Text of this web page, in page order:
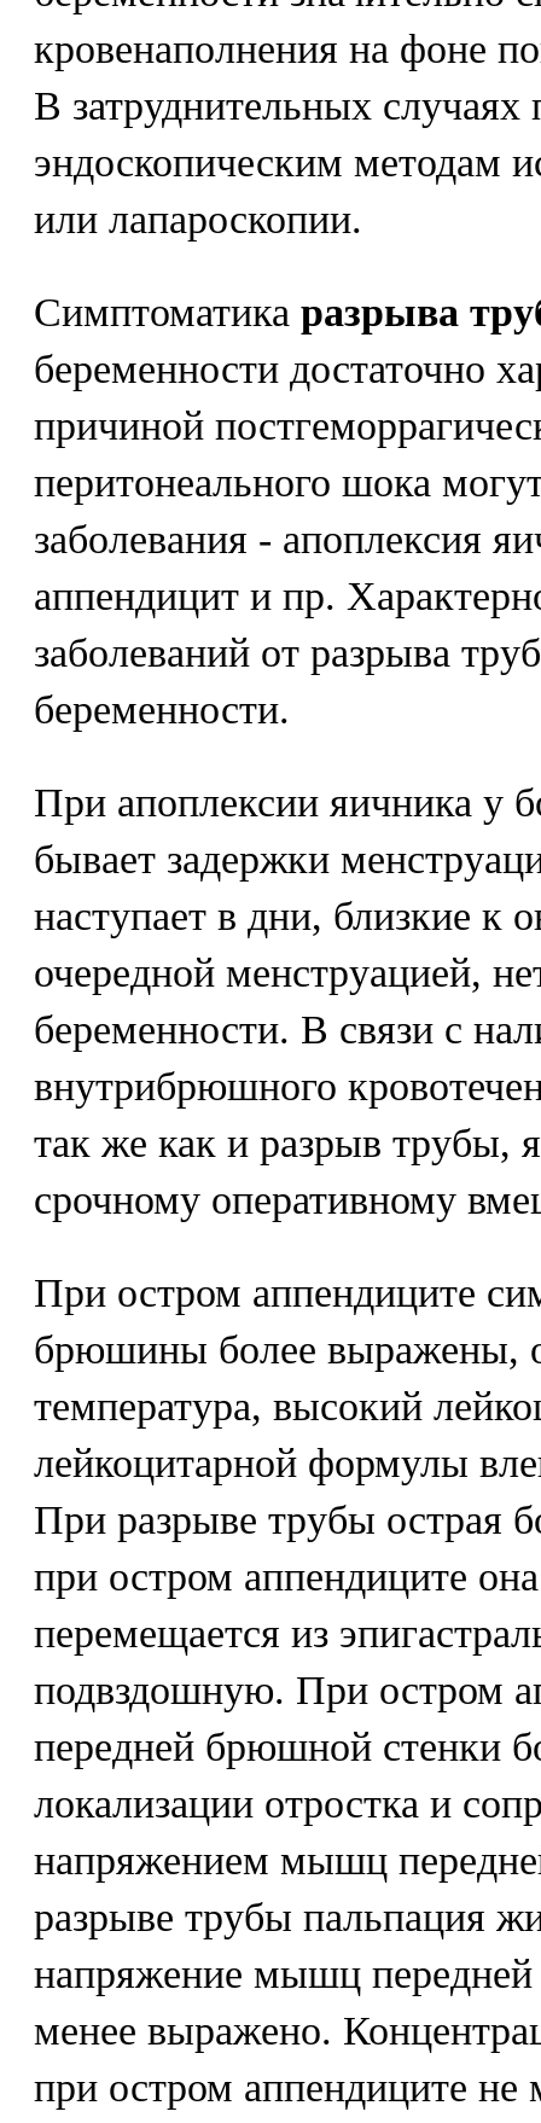
кровенаполнения на фоне
В затруднительных случаях
эндоскопическим методам
или лапароскопии.
Симптоматика разрыва
беременности достаточно
причиной
перитонеального шока
заболевания - апоплексия
аппендицит и пр.
заболеваний от разрыва
беременности.
При апоплексии яичника у
бывает задержки
наступает в дни, близкие к
очередной менструацией,
беременности. В связи с
внутрибрюшного
так же как и разрыв трубы,
срочному оперативному
При остром аппендиците
брюшины более выражены,
температура, высокий
лейкоцитарной формулы
При разрыве трубы острая
при остром аппендиците
перемещается из
подвздошную. При остром
передней брюшной стенки
локализации отростка и
напряжением мышц
разрыве трубы пальпация
напряжение мышц
менее выражено.
при остром аппендиците не